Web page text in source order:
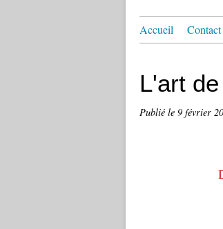
Accueil Contact
L'art
Publié le 9 février